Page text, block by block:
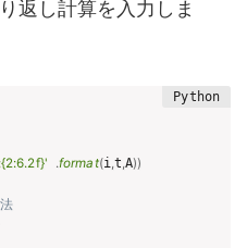
返し計算を入力しま
.format(i t ,A))